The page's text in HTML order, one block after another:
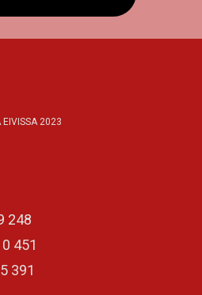
2023
248
451
391